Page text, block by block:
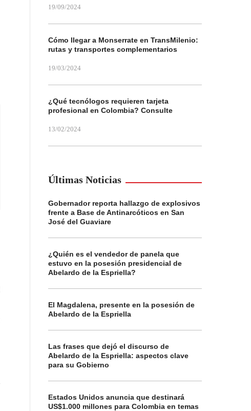
19/09/2024
Cómo llegar a Monserrate en TransMilenio:
rutas y transportes complementarios
19/03/2024
¿Qué tecnólogos requieren tarjeta
profesional en Colombia? Consulte
13/02/2024
Últimas Noticias
Gobernador reporta hallazgo de explosivos
frente a Base de Antinarcóticos en San
José del Guaviare
¿Quién es el vendedor de panela que
estuvo en la posesión presidencial de
Abelardo de la Espriella?
El Magdalena, presente en la posesión de
Abelardo de la Espriella
Las frases que dejó el discurso de
Abelardo de la Espriella: aspectos clave
para su Gobierno
Estados Unidos anuncia que destinará
US$1.000 millones para Colombia en temas